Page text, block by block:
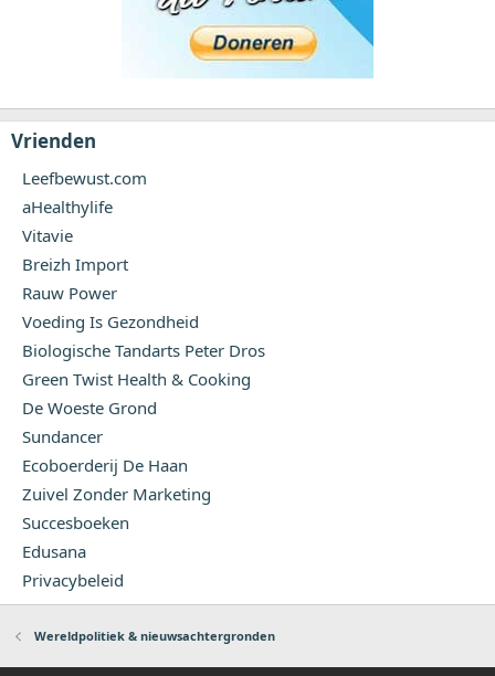
Vrienden
Leefbewust.com
aHealthylife
Vitavie
Breizh Import
Rauw Power
Voeding Is Gezondheid
Biologische Tandarts Peter Dros
Green Twist Health & Cooking
De Woeste Grond
Sundancer
Ecoboerderij De Haan
Zuivel Zonder Marketing
Succesboeken
Edusana
Privacybeleid
Wereldpolitiek & nieuwsachtergronden